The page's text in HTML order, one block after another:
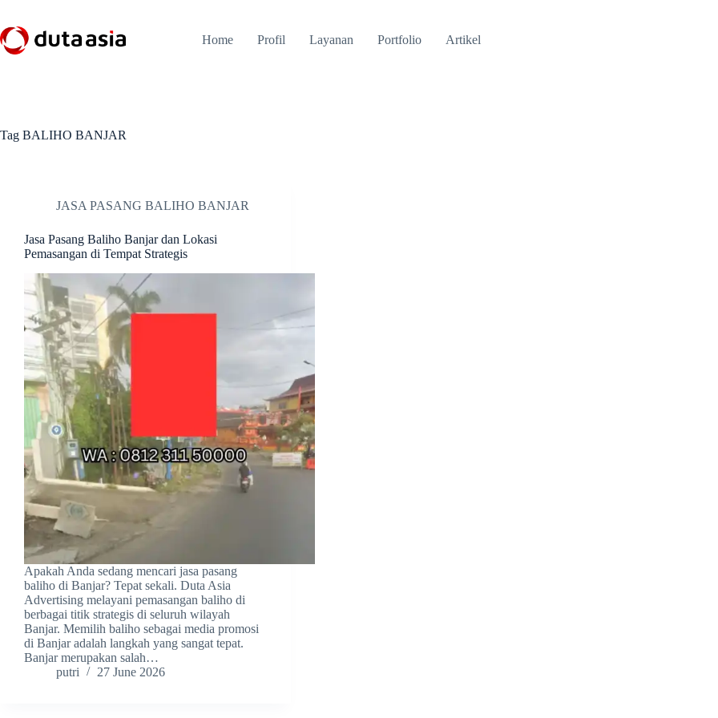
content
Home Profil Layanan Portfolio Artikel
Tag BALIHO BANJAR
JASA PASANG BALIHO BANJAR
Jasa Pasang Baliho Banjar dan Lokasi
Pemasangan di Tempat Strategis
Apakah Anda sedang mencari jasa pasang
baliho di Banjar? Tepat sekali. Duta Asia
Advertising melayani pemasangan baliho di
berbagai titik strategis di seluruh wilayah
Banjar. Memilih baliho sebagai media promosi
di Banjar adalah langkah yang sangat tepat.
Banjar merupakan salah…
putri
27 June 2026